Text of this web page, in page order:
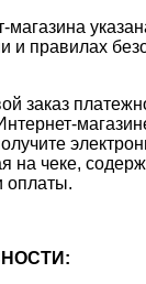
магазина
и правилах
заказ
на чеке,
оплаты.